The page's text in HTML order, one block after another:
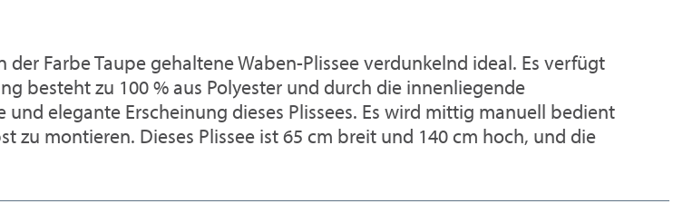
Farbe Taupe gehaltene Waben-Plissee verdunkelnd ideal. Es verfügt
besteht zu 100 % aus Polyester und durch die innenliegende
elegante Erscheinung dieses Plissees. Es wird mittig manuell bedient
montieren. Dieses Plissee ist 65 cm breit und 140 cm hoch, und die